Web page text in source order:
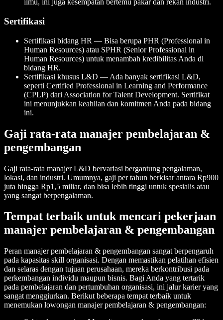
ilmu, ini juga kesempatan bertemu pakar dan rekan industri.
Sertifikasi
Sertifikasi bidang HR — Bisa berupa PHR (Professional in
Human Resources) atau SPHR (Senior Professional in
Human Resources) untuk menambah kredibilitas Anda di
bidang HR.
Sertifikasi khusus L&D — Ada banyak sertifikasi L&D,
seperti Certified Professional in Learning and Performance
(CPLP) dari Association for Talent Development. Sertifikat
ini menunjukkan keahlian dan komitmen Anda pada bidang
ini.
Gaji rata-rata manajer pembelajaran &
pengembangan
Gaji rata-rata manajer L&D bervariasi bergantung pengalaman,
lokasi, dan industri. Umumnya, gaji per tahun berkisar antara Rp900
juta hingga Rp1,5 miliar, dan bisa lebih tinggi untuk spesialis atau
yang sangat berpengalaman.
Tempat terbaik untuk mencari pekerjaan
manajer pembelajaran & pengembangan
Peran manajer pembelajaran & pengembangan sangat berpengaruh
pada kapasitas skill organisasi. Dengan memastikan pelatihan efisien
dan selaras dengan tujuan perusahaan, mereka berkontribusi pada
perkembangan individu maupun bisnis. Bagi Anda yang tertarik
pada pembelajaran dan pertumbuhan organisasi, ini jalur karier yang
sangat menggiurkan. Berikut beberapa tempat terbaik untuk
menemukan lowongan manajer pembelajaran & pengembangan: